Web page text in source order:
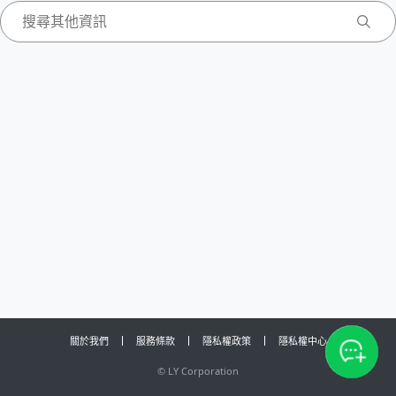
關於我們 服務條款 隱私權政策 隱私權中心
© LY Corporation